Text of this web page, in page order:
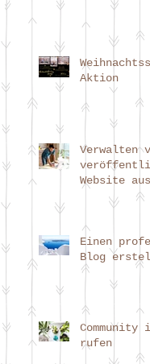
Aktion
Verwalten
Website aus
Einen
Blog
Community
rufen